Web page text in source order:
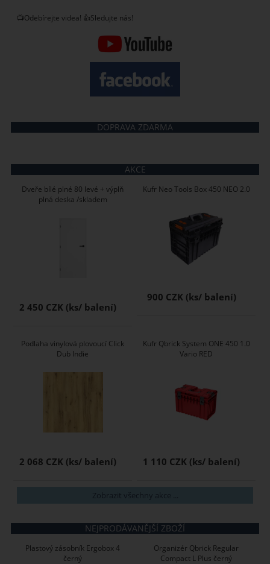
📺Odebírejte videa! 👍Sledujte nás!
DOPRAVA ZDARMA
AKCE
Dveře bílé plné 80 levé + výplň
plná deska /skladem
2 450 CZK
Kufr Neo Tools Box 450 NEO 2.0
900 CZK
Podlaha vinylová plovoucí Click
Dub Indie
2 068 CZK
Kufr Qbrick System ONE 450 1.0
Vario RED
1 110 CZK
Zobrazit všechny akce ...
NEJPRODÁVANĚJŠÍ ZBOŽÍ
Plastový zásobník Ergobox 4
černý
Organizér Qbrick Regular
Compact L Plus černý